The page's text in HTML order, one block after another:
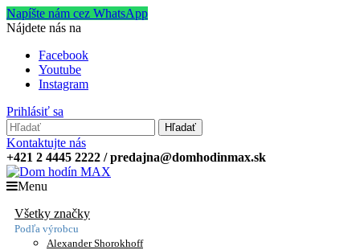
Napíšte nám cez WhatsApp
Nájdete nás na
Facebook
Youtube
Instagram
Prihlásiť sa
Hľadať
Kontaktujte nás
+421 2 4445 2222 / predajna@domhodinmax.sk
Menu
Všetky značky
Podľa výrobcu
Alexander Shorokhoff